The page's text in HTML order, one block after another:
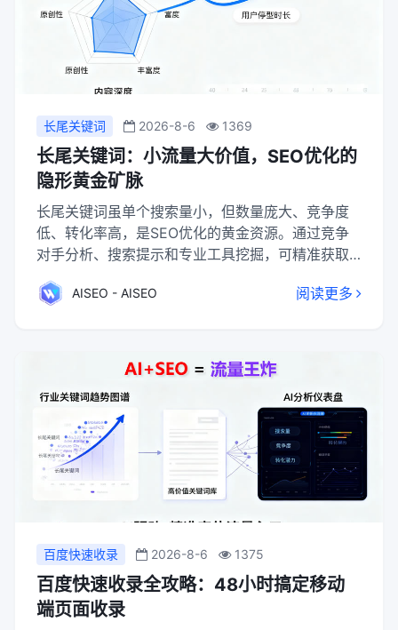
长尾关键词 2026-8-6 1369
长尾关键词：小流量大价值，SEO优化的
隐形黄金矿脉
长尾关键词虽单个搜索量小，但数量庞大、竞争度
低、转化率高，是SEO优化的黄金资源。通过竞争
对手分析、搜索提示和专业工具挖掘，可精准获取
量，还能提升SEM效益、增强用户粘性，最终推动
AISEO - AISEO 阅读更多
百度快速收录 2026-8-6 1375
百度快速收录全攻略：48小时搞定移动
端页面收录